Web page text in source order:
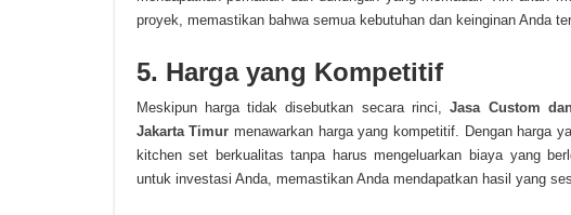
proyek, memastikan bahwa semua kebutuhan dan keinginan Anda
5. Harga yang Kompetitif
Meskipun harga tidak disebutkan secara rinci,Jasa Custom
Jakarta Timur menawarkan harga yang kompetitif. Dengan harga
kitchen set berkualitas tanpa harus mengeluarkan biaya yang
untuk investasi Anda, memastikan Anda mendapatkan hasil yang